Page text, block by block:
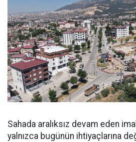
Sahada aralıksız devam eden
yalnızca bugünün ihtiyaçlarına